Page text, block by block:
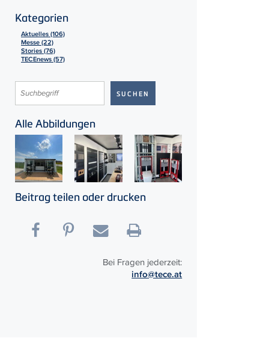
Kategorien
Aktuelles (106)
Messe (22)
Stories (76)
TECEnews (57)
Alle Abbildungen
Beitrag teilen oder drucken
Bei Fragen jederzeit:
info@tece.at